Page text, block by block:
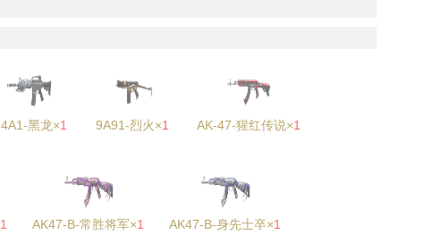
黑龙×1 9A91-烈火×1 AK-47-猩红传说×1
1 AK47-B-常胜将军×1 AK47-B-身先士卒×1